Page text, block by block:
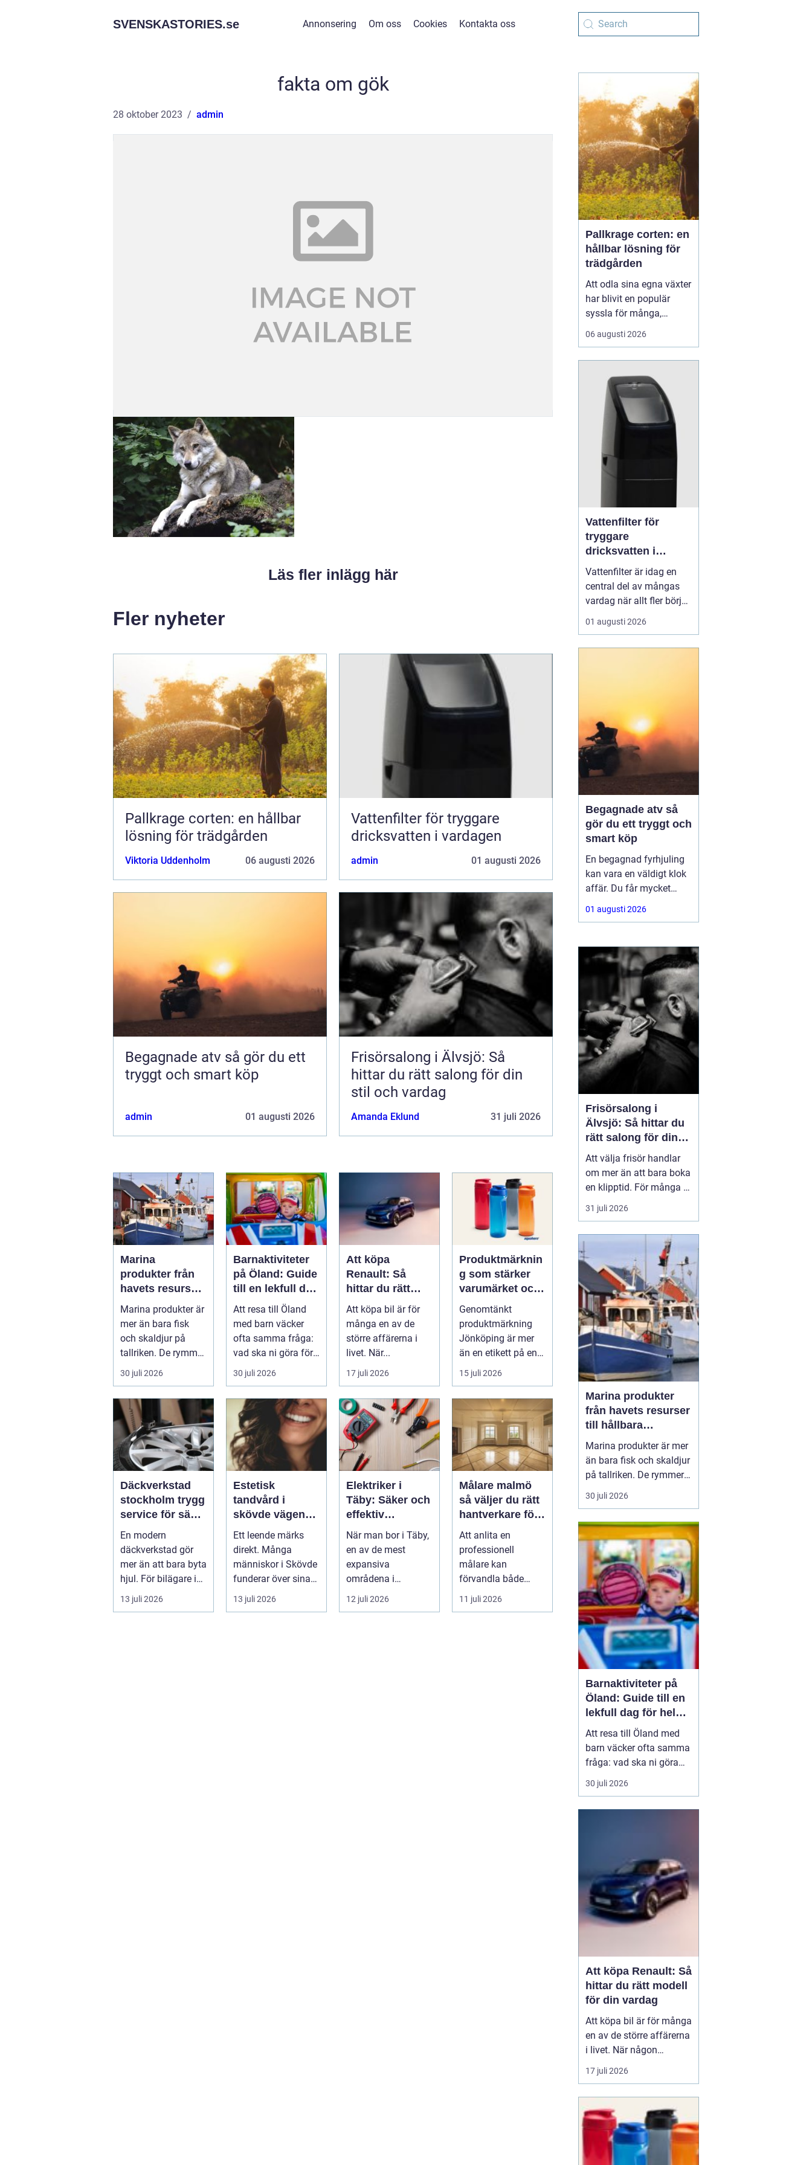
SVENSKASTORIES.se Annonsering Om oss Cookies Kontakta oss
fakta om gök
28 oktober 2023 admin
Läs fler inlägg här
Fler nyheter
Pallkrage corten: en hållbar
lösning för trädgården
Viktoria Uddenholm 06 augusti 2026
Vattenfilter för tryggare
dricksvatten i vardagen
admin 01 augusti 2026
Begagnade atv så gör du ett
tryggt och smart köp
admin 01 augusti 2026
Frisörsalong i Älvsjö: Så
hittar du rätt salong för din
stil och vardag
Amanda Eklund 31 juli 2026
Marina
produkter från
havets resurser
till hållbara
upplevelser
Marina produkter är
mer än bara fisk
och skaldjur på
tallriken. De rymmer
allt från mat och
hälsa ti...
30 juli 2026
Barnaktiviteter
på Öland: Guide
till en lekfull dag
för hela familjen
Att resa till Öland
med barn väcker
ofta samma fråga:
vad ska ni göra för
30 juli 2026
Att köpa
Renault: Så
hittar du rätt
modell för din
vardag
Att köpa bil är för
många en av de
större affärerna i
livet. När...
17 juli 2026
Produktmärknin
g som stärker
varumärket och
förenklar
vardagen
Genomtänkt
produktmärkning
Jönköping är mer
än en etikett på en
15 juli 2026
Däckverkstad
stockholm trygg
service för säkra
mil året runt
En modern
däckverkstad gör
mer än att bara byta
hjul. För bilägare i
Stockholm handlar
valet av däck...
13 juli 2026
Estetisk
tandvård i
skövde vägen
till ett leende du
trivs med
Ett leende märks
direkt. Många
människor i Skövde
funderar över sina
tänder, men skjuter
upp att gör...
13 juli 2026
Elektriker i
Täby: Säker och
effektiv
elinstallation i
norrort
När man bor i Täby,
en av de mest
expansiva
områdena i
Stockholms norrort,
är b...
12 juli 2026
Målare malmö
så väljer du rätt
hantverkare för
hem och företag
Att anlita en
professionell
målare kan
förvandla både
bostad och
arbetsplats på kort
11 juli 2026
Pallkrage corten: en
hållbar lösning för
trädgården
Att odla sina egna växter
har blivit en populär
syssla för många,
oavsett om det handlar
om att ha en prunkande
balkongträdgård i stan.
En av de mest effektiva
och este...
06 augusti 2026
Vattenfilter för
tryggare
dricksvatten i
vardagen
Vattenfilter är idag en
central del av mångas
vardag när allt fler börjar
fundera på kvaliteten på
vattnet som kommer ur
hårt vat...
01 augusti 2026
Begagnade atv så
gör du ett tryggt och
smart köp
En begagnad fyrhjuling
kan vara en väldigt klok
affär. Du får mycket
funktion för pengarna
och slipper den största
ofta kommer direkt när
en maskin är ny.
Samtidigt kräver ett
andrahandsköp mer
eftertanke. Den som vill
köpa
01 augusti 2026
Frisörsalong i
Älvsjö: Så hittar du
rätt salong för din
stil och vardag
Att välja frisör handlar
om mer än att bara boka
en klipptid. För många är
frisörbesöket en paus i
vardagen, en chans att
känna sig mer som sig
själv. I Älvsjö fi...
31 juli 2026
Marina produkter
från havets resurser
till hållbara
upplevelser
Marina produkter är mer
än bara fisk och skaldjur
på tallriken. De rymmer
allt från mat och hälsa
till friluftsliv, kultur och
områden spelar havet en
central roll för både
ekonomi och livskvalitet.
När fler söker sig mot
nat...
30 juli 2026
Barnaktiviteter på
Öland: Guide till en
lekfull dag för hela
familjen
Att resa till Öland med
barn väcker ofta samma
fråga: vad ska ni göra
för att alla ska trivas,
oavsett ålder och
30 juli 2026
Att köpa Renault: Så
hittar du rätt modell
för din vardag
Att köpa bil är för många
en av de större affärerna
i livet. När någon
funderar på att köpa
Renault Skåne
17 juli 2026